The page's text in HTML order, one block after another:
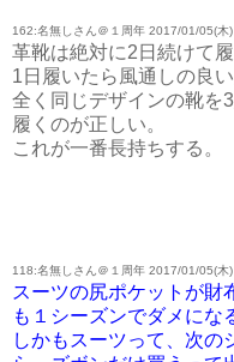
162:名無しさん＠１周年 2017/01/05(
革靴は絶対に2日続けて
1日履いたら風通しの良
全く同じデザインの靴を
履くのが正しい。
これが一番長持ちする。
118:名無しさん＠１周年 2017/01/05(
スーツの尻ポケットが財
も１シーズンでダメにな
しかもスーツって、次の